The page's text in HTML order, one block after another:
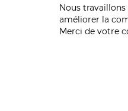
Nous
améliorer la
Merci de votre